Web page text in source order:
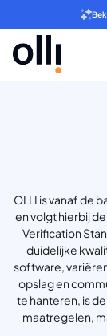
OLLI is vanaf de
en volgt hierbij
Verification
duidelijke
software,
opslag en
te hanteren, is
maatregelen,